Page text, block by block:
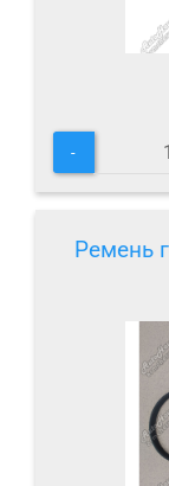
-
Ремень